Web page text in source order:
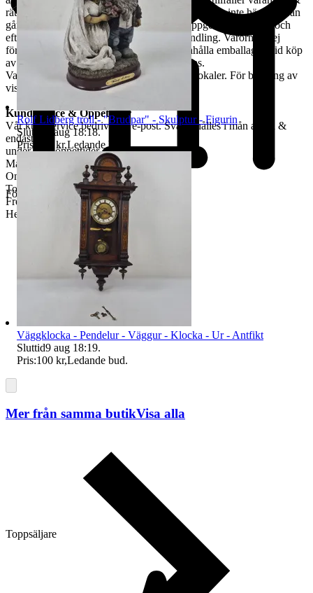
rätten till återbetalning är förbrukad. Kan Du själv inte hämta varan
går det skicka ett ombud. Ombudet skall uppge kundens för- och
efternamn, varubeskrivning & egen ID-handling. Varorna är ej
förpackade & kunden måste själv tillhandahålla emballage. Vid köp
av skrymmande gods, måste bärhjälp medtas.
Varorna finns att titta på vid begäran i våra lokaler. För bokning av
visning kontakta oss, se nedan.
Kundservice & Öppettider
Vår kundservice bedrivs via e-post. Svar erhålles i mån av tid &
endast
under våra öppettider.
Måndag-Tisdag: 12:00-16:30
Onsdag: 8:00-18:00
Torsdag: 12:00-16:30
Fredag: 10:00-15:00
Helgdagar & röda dagar STÄNGT
Företag
Toppsäljare
Rolf Lidberg troll - "Brudpar" - Skulptur - Figurin
Sluttid
9 aug 18:18.
Pris:
325 kr,Ledande bud
Väggklocka - Pendelur - Väggur - Klocka - Ur - Antfikt
Sluttid9 aug 18:19.
Pris:100 kr,Ledande bud.
Mer från samma butikVisa alla